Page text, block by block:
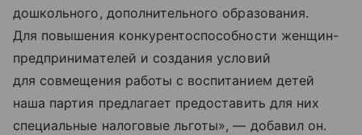
дошкольного, дополнительного образования.
Для повышения конкурентоспособности женщин-
предпринимателей и создания условий
для совмещения работы с воспитанием детей
наша партия предлагает предоставить для них
специальные налоговые льготы», — добавил он.